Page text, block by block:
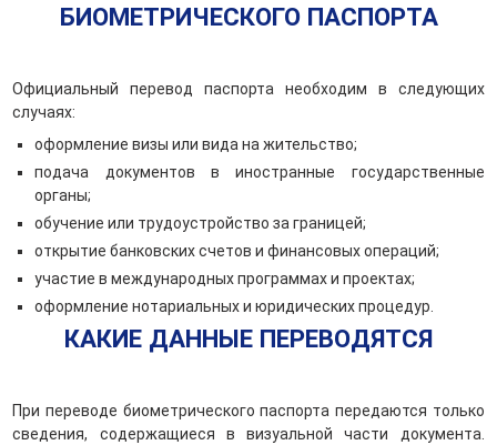
БИОМЕТРИЧЕСКОГО ПАСПОРТА
Официальный перевод паспорта необходим в следующих
случаях:
оформление визы или вида на жительство;
подача документов в иностранные государственные
органы;
обучение или трудоустройство за границей;
открытие банковских счетов и финансовых операций;
участие в международных программах и проектах;
оформление нотариальных и юридических процедур.
КАКИЕ ДАННЫЕ ПЕРЕВОДЯТСЯ
При переводе биометрического паспорта передаются только
сведения, содержащиеся в визуальной части документа.